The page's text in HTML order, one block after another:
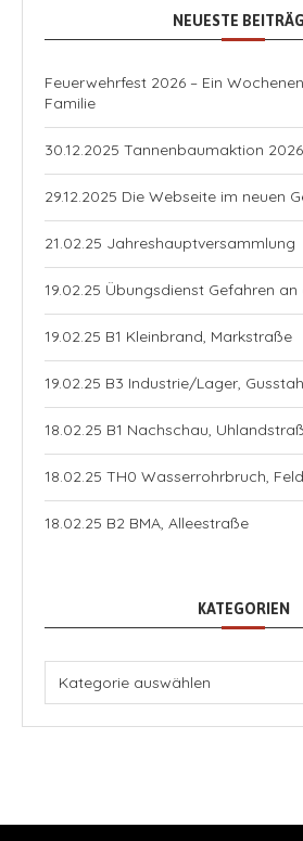
NEUESTE
Feuerwehrfest 2026 – Ein
Familie
30.12.2025 Tannenbaumaktion 2026
29.12.2025 Die Webseite im neuen
21.02.25 Jahreshauptversammlung
19.02.25 Übungsdienst Gefahren
19.02.25 B1 Kleinbrand, Markstraße
19.02.25 B3 Industrie/Lager,
18.02.25 B1 Nachschau,
18.02.25 TH0 Wasserrohrbruch,
18.02.25 B2 BMA, Alleestraße
KATEGORIEN